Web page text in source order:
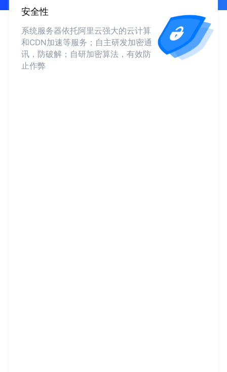
安全性
系统服务器依托阿里云强大的云计算
和CDN加速等服务；自主研发加密通
讯，防破解；自研加密算法，有效防
止作弊